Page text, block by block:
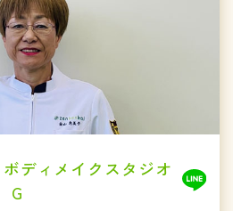
ディメイクスタジオ
G